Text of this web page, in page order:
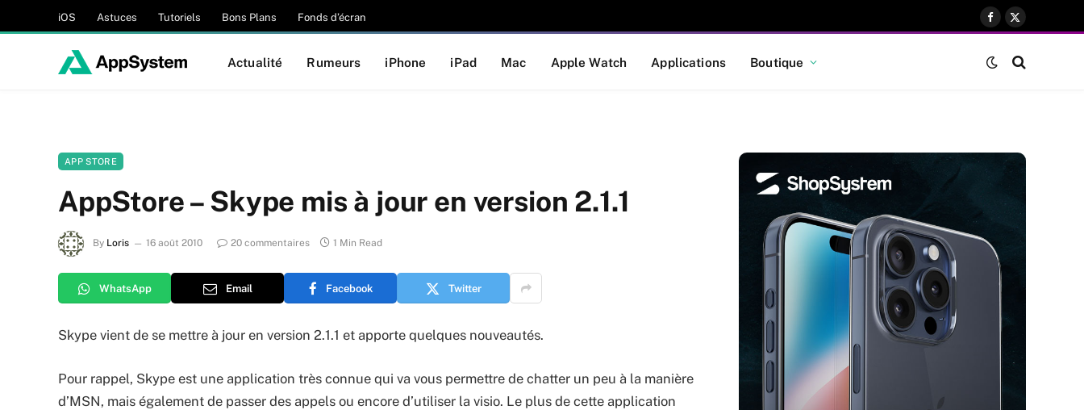
iOS Astuces Tutoriels Bons Plans Fonds d’écran
Facebook
X
Actualité Rumeurs iPhone iPad Mac Apple Watch Applications Boutique
APP STORE
AppStore – Skype mis à jour en version 2.1.1
By Loris 16 août 2010 20 commentaires 1 Min Read
WhatsApp Email Facebook Twitter
Skype vient de se mettre à jour en version 2.1.1 et apporte quelques nouveautés.
Pour rappel, Skype est une application très connue qui va vous permettre de chatter un peu à la manière
d’MSN, mais également de passer des appels ou encore d’utiliser la visio. Le plus de cette application